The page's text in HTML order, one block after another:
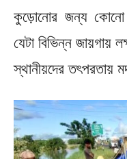
কুড়োনোর জন্য কোনো
যেটা বিভিন্ন
স্থানীয়দের তৎপরতায়